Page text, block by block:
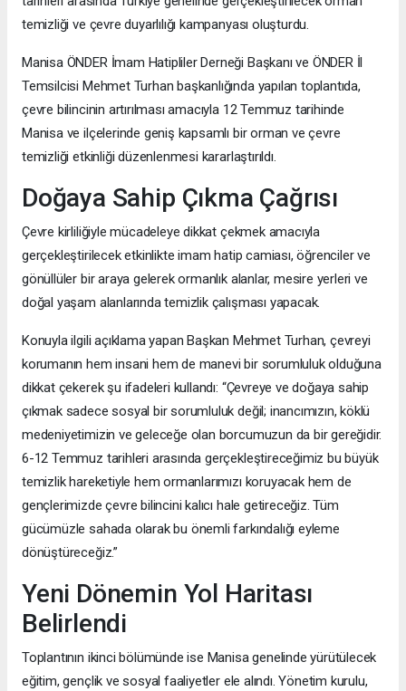
temizliği ve çevre duyarlılığı kampanyası oluşturdu.
Manisa ÖNDER İmam Hatipliler Derneği Başkanı ve ÖNDER İl
Temsilcisi Mehmet Turhan başkanlığında yapılan toplantıda,
çevre bilincinin artırılması amacıyla 12 Temmuz tarihinde
Manisa ve ilçelerinde geniş kapsamlı bir orman ve çevre
temizliği etkinliği düzenlenmesi kararlaştırıldı.
Doğaya Sahip Çıkma Çağrısı
Çevre kirliliğiyle mücadeleye dikkat çekmek amacıyla
gerçekleştirilecek etkinlikte imam hatip camiası, öğrenciler ve
gönüllüler bir araya gelerek ormanlık alanlar, mesire yerleri ve
doğal yaşam alanlarında temizlik çalışması yapacak.
Konuyla ilgili açıklama yapan Başkan Mehmet Turhan, çevreyi
korumanın hem insani hem de manevi bir sorumluluk olduğuna
dikkat çekerek şu ifadeleri kullandı: “Çevreye ve doğaya sahip
çıkmak sadece sosyal bir sorumluluk değil; inancımızın, köklü
medeniyetimizin ve geleceğe olan borcumuzun da bir gereğidir.
6-12 Temmuz tarihleri arasında gerçekleştireceğimiz bu büyük
temizlik hareketiyle hem ormanlarımızı koruyacak hem de
gençlerimizde çevre bilincini kalıcı hale getireceğiz. Tüm
gücümüzle sahada olarak bu önemli farkındalığı eyleme
dönüştüreceğiz.”
Yeni Dönemin Yol Haritası
Belirlendi
Toplantının ikinci bölümünde ise Manisa genelinde yürütülecek
eğitim, gençlik ve sosyal faaliyetler ele alındı. Yönetim kurulu,